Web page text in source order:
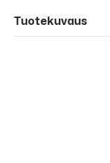
Tuotekuvaus